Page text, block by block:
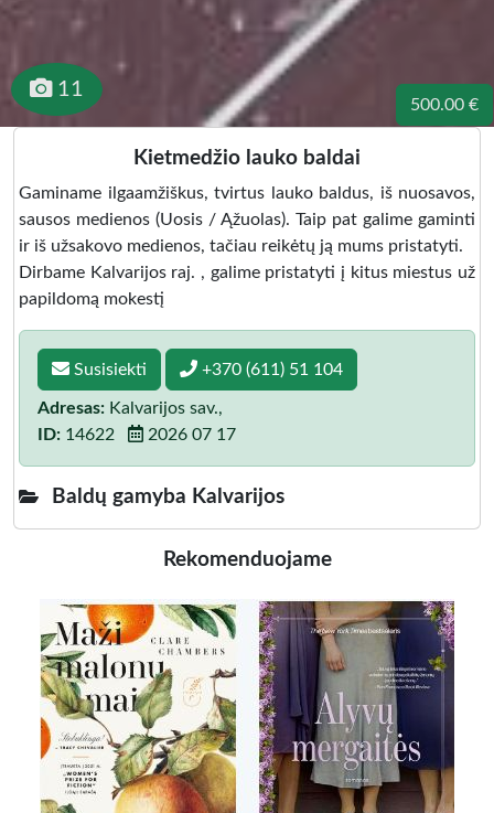
500.00 €
11
Kietmedžio lauko baldai
Gaminame ilgaamžiškus, tvirtus lauko baldus, iš nuosavos,
sausos medienos (Uosis / Ąžuolas). Taip pat galime gaminti
ir iš užsakovo medienos, tačiau reikėtų ją mums pristatyti.
Dirbame Kalvarijos raj. , galime pristatyti į kitus miestus už
papildomą mokestį
Susisiekti +370 (611) 51 104
Adresas: Kalvarijos sav.,
ID: 14622 2026 07 17
Baldų gamyba Kalvarijos
Rekomenduojame